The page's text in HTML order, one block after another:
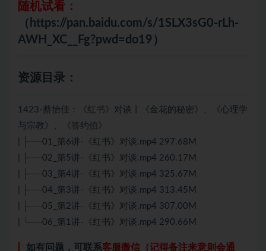
随机试看：
（https://pan.baidu.com/s/1SLX3sG0-rLh-
AWH_XC__Fg?pwd=do19）
资源目录：
1423-蔡怡佳：《红书》对谈丨《金花的秘密》、《心理学
与宗教》、《答约伯》
| ├──01_第6讲-《红书》对谈.mp4 297.68M
| ├──02_第5讲-《红书》对谈.mp4 260.17M
| ├──03_第4讲-《红书》对谈.mp4 325.67M
| ├──04_第3讲-《红书》对谈.mp4 313.45M
| ├──05_第2讲-《红书》对谈.mp4 307.00M
| └──06_第1讲-《红书》对谈.mp4 290.66M
如有问题，可联系客服微信（记得备注来意则会通